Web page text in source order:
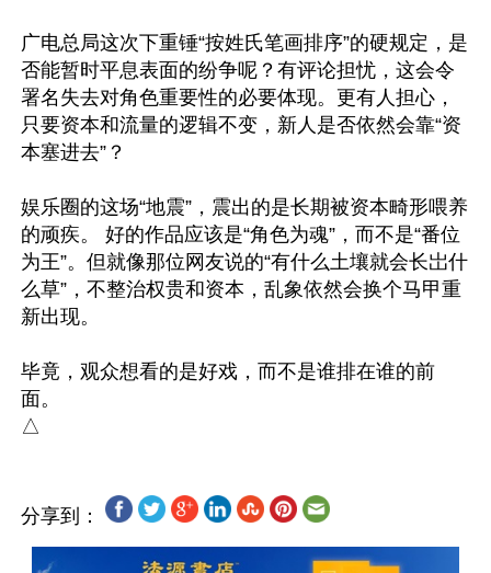
广电总局这次下重锤“按姓氏笔画排序”的硬规定，是
否能暂时平息表面的纷争呢？有评论担忧，这会令
署名失去对角色重要性的必要体现。更有人担心，
只要资本和流量的逻辑不变，新人是否依然会靠“资
本塞进去”？
娱乐圈的这场“地震”，震出的是长期被资本畸形喂养
的顽疾。 好的作品应该是“角色为魂”，而不是“番位
为王”。但就像那位网友说的“有什么土壤就会长岀什
么草”，不整治权贵和资本，乱象依然会换个马甲重
新出现。
毕竟，观众想看的是好戏，而不是谁排在谁的前
面。
分享到：